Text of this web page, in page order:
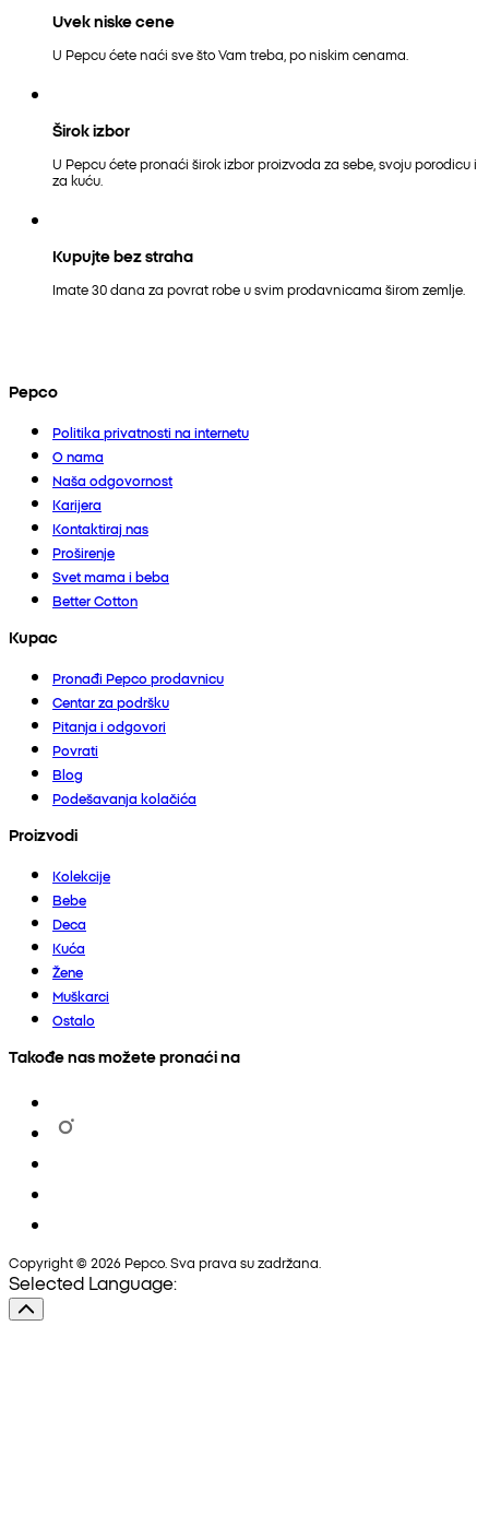
Uvek niske cene
U Pepcu ćete naći sve što Vam treba, po niskim cenama.
Širok izbor
U Pepcu ćete pronaći širok izbor proizvoda za sebe, svoju porodicu i
za kuću.
Kupujte bez straha
Imate 30 dana za povrat robe u svim prodavnicama širom zemlje.
Pepco
Politika privatnosti na internetu
O nama
Naša odgovornost
Karijera
Kontaktiraj nas
Proširenje
Svet mama i beba
Better Cotton
Kupac
Pronađi Pepco prodavnicu
Centar za podršku
Pitanja i odgovori
Povrati
Blog
Podešavanja kolačića
Proizvodi
Kolekcije
Bebe
Deca
Kuća
Žene
Muškarci
Ostalo
Takođe nas možete pronaći na
Copyright © 2026 Pepco. Sva prava su zadržana.
Selected Language: